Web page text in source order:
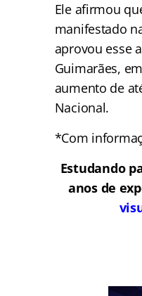
Ele afirmou
manifestado
aprovou esse
Guimarães,
aumento de
Nacional.
*Com
Estudando
anos de